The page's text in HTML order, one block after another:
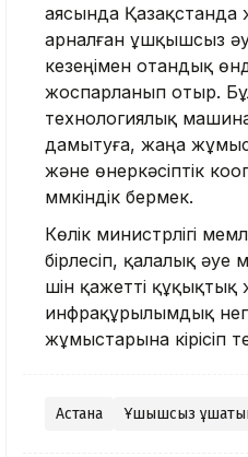
аясында Қазақстанда
арналған ұшқышсыз
кезеңімен отандық
жоспарланып отыр.
технологиялық
дамытуға, жаңа
және өнеркәсіптік
мүмкіндік бермек.
Көлік министрлігі
бірлесіп, қалалық әуе
үшін қажетті құқықтық
инфрақұрылымдық
жұмыстарына кірісіп
Астана Ұшқышсыз